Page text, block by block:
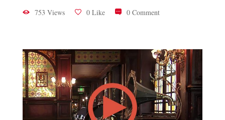
753 Views 0 Like 0 Comment